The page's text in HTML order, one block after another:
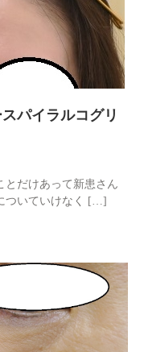
パイラルコグリ
とだけあって新患さん
ついていけなく […]